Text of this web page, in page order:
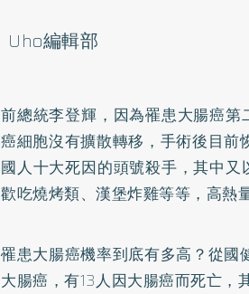
Uho編輯部
前總統李登輝，因為罹患大腸癌第
癌細胞沒有擴散轉移，手術後目
國人十大死因的頭號殺手，其中
歡吃燒烤類、漢堡炸雞等等，高熱
罹患大腸癌機率到底有多高？從
大腸癌，有13人因大腸癌而死亡，